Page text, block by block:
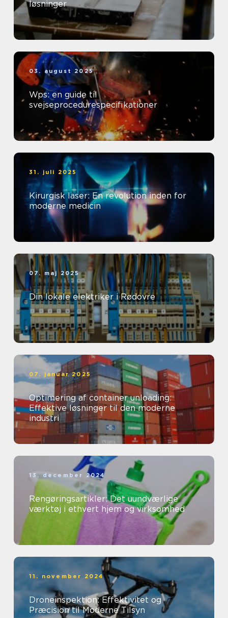
løsninger
03. august 2025
Wps: en guide til
svejseprocedurespecifikationer
31. juli 2025
Kirurgisk laser: En revolution inden for
moderne medicin
07. maj 2025
Din lokale elektriker i Rødovre
07. januar 2025
Optimering af container unloading:
Effektive løsninger til den moderne
industri
13. december 2024
Rengøringsartikler: Det uundværlige
værktøj i ethvert hjem og virksomhed
11. november 2024
Droneinspektion: Effektivitet og
Præcision til Moderne Tilsyn